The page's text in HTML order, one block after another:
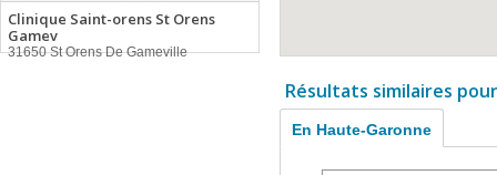
Clinique Saint-orens St Orens
Gamev
31650 St Orens De Gameville
Résultats similaires
En Haute-Garonne